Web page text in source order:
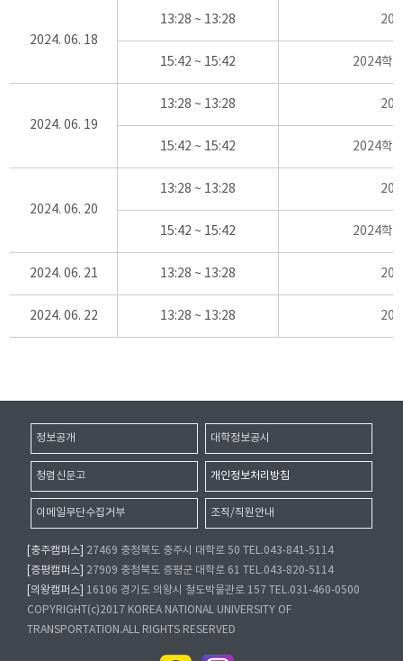
2024. 06. 18
13:28 ~ 13:28
15:42 ~ 15:42 2024학
2024. 06. 19
13:28 ~ 13:28
15:42 ~ 15:42 2024학
2024. 06. 20
13:28 ~ 13:28
15:42 ~ 15:42 2024학
2024. 06. 21 13:28 ~ 13:28
2024. 06. 22 13:28 ~ 13:28
정보공개 대학정보공시
청렴신문고 개인정보처리방침
이메일무단수집거부 조직/직원안내
[충주캠퍼스]
27469 충청북도 충주시 대학로 50 TEL.043-841-5114
[증평캠퍼스]
27909 충청북도 증평군 대학로 61 TEL.043-820-5114
[의왕캠퍼스]
16106 경기도 의왕시 철도박물관로 157 TEL.031-460-0500
COPYRIGHT(c)2017 KOREA NATIONAL UNIVERSITY OF
TRANSPORTATION.ALL RIGHTS RESERVED